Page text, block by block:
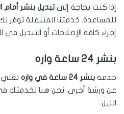
إذا كنت بحاجة إلىتبديل بنشر أمام
للمساعدة. خدمتنا المتنقلة توفر
إجراء كافة الإصلاحات أو التبديل في
بنشر 24 ساعة واره
خدمة بنشر 24 ساعة في واره
تعني
عن ورشة أخرى. نحن هنا لخدمتك
الليل.